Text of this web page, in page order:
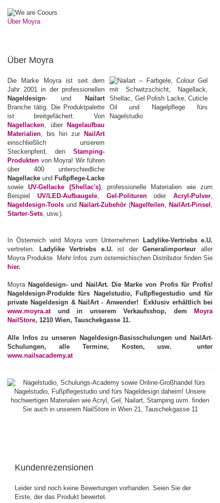
Über Moyra
Über Moyra
Die Marke Moyra ist seit dem
Jahr 2001 in der professionellen
Nageldesign- und
Nailart
Branche tätig. Die Produktpalette
ist breitgefächert. Von
Nagellacken , über
Nagelaufbau
Materialien , bis hin zur
NailArt
einschließlich unserem
Steckenpferd, den Stamping-
Produkten von Moyra! Wir führen
über 400 unterschiedliche
Nagellacke und Fußpflege-Lacke
sowieUV-Gellacke (Shellac's), professionelle Materialien wie zum
Beispiel UV/LED-Aufbaugele, Gel-Politurenoder Acryl-Pulver
Nageldesign-Tools und Nailart-Zubehör (Nagelfeilen NailArt-Pinsel
Starter-Sets , usw.).
In Österreich wird Moyra vom Unternehmen
Ladylike-Vertriebs e.U.
vertreten.
Ladylike Vertriebs e.U.ist derGeneralimporteuraller
Moyra Produkte. Mehr Infos zum österreichischen Distributor finden Sie
hier.
Moyra Nageldesign- und NailArt. Die Marke von Profis für Profis!
Nageldesign-Produkte fürs Nagelstudio, Fußpflegestudio und für
private Nageldesign & NailArt - Anwender! Exklusiv erhältlich bei
www.moyra.atund in unserem Verkaufsshop, dem
Moyra
NailStore, 1210 Wien, Tauschekgasse 11.
Alle Infos zu unseren Nageldesign-Basisschulungenund
NailArt-
Schulungen, alle Termine, Kosten, usw. unter
www.nailsacademy.at
Kundenrezensionen
Leider sind noch keine Bewertungen vorhanden. Seien Sie der
Erste, der das Produkt bewertet.